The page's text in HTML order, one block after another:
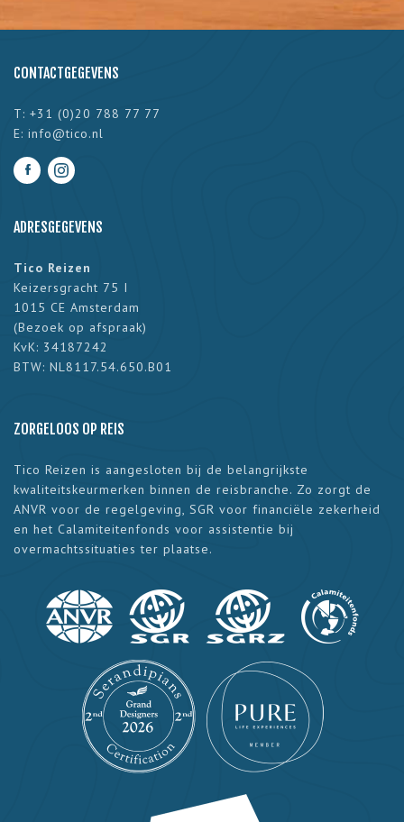
CONTACTGEGEVENS
T: +31 (0)20 788 77 77
E: info@tico.nl
ADRESGEGEVENS
Tico Reizen
Keizersgracht 75 I
1015 CE Amsterdam
(Bezoek op afspraak)
KvK: 34187242
BTW: NL8117.54.650.B01
ZORGELOOS OP REIS
Tico Reizen is aangesloten bij de belangrijkste
kwaliteitskeurmerken binnen de reisbranche. Zo zorgt de
ANVR voor de regelgeving, SGR voor financiële zekerheid
en het Calamiteitenfonds voor assistentie bij
overmachtssituaties ter plaatse.